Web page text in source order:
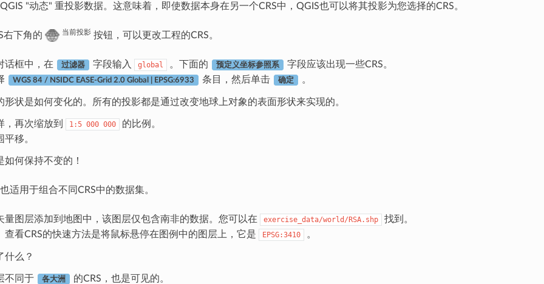
"动态" 重投影数据。这意味着，即使数据本身在另一个CRS中，QGIS也可以将其投影为您选择的CRS。
右下角的 当前投影按钮，可以更改工程的CRS。
话框中，在 过滤器 字段输入 global 。下面的 预定义坐标参照系
字段应该出现一些CRS。
WGS 84 / NSIDC EASE-Grid 2.0 Global | EPSG:6933 条目，然后单击 确定 。
形状是如何变化的。所有的投影都是通过改变地球上对象的表面形状来实现的。
，再次缩放到 1:5 000 000
的比例。
移。
如何保持不变的！
适用于组合不同CRS中的数据集。
量图层添加到地图中，该图层仅包含南非的数据。您可以在 exercise_data/world/RSA.shp
找到。
查看CRS的快速方法是将鼠标悬停在图例中的图层上，它是
EPSG:3410 。
什么？
不同于 各大洲 的CRS，也是可见的。